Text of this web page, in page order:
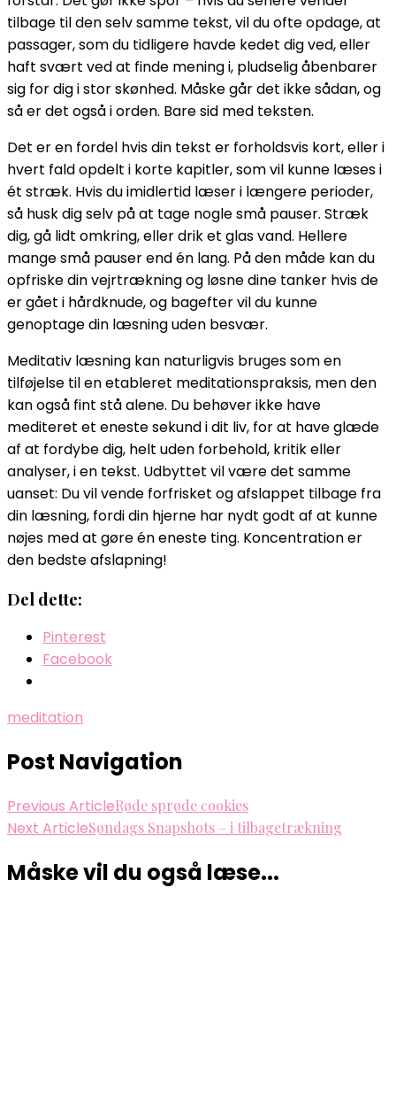
tilbage til den selv samme tekst, vil du ofte opdage, at
passager, som du tidligere havde kedet dig ved, eller
haft svært ved at finde mening i, pludselig åbenbarer
sig for dig i stor skønhed. Måske går det ikke sådan, og
så er det også i orden. Bare sid med teksten.
Det er en fordel hvis din tekst er forholdsvis kort, eller i
hvert fald opdelt i korte kapitler, som vil kunne læses i
ét stræk. Hvis du imidlertid læser i længere perioder,
så husk dig selv på at tage nogle små pauser. Stræk
dig, gå lidt omkring, eller drik et glas vand. Hellere
mange små pauser end én lang. På den måde kan du
opfriske din vejrtrækning og løsne dine tanker hvis de
er gået i hårdknude, og bagefter vil du kunne
genoptage din læsning uden besvær.
Meditativ læsning kan naturligvis bruges som en
tilføjelse til en etableret meditationspraksis, men den
kan også fint stå alene. Du behøver ikke have
mediteret et eneste sekund i dit liv, for at have glæde
af at fordybe dig, helt uden forbehold, kritik eller
analyser, i en tekst. Udbyttet vil være det samme
uanset: Du vil vende forfrisket og afslappet tilbage fra
din læsning, fordi din hjerne har nydt godt af at kunne
nøjes med at gøre én eneste ting. Koncentration er
den bedste afslapning!
Del dette:
Pinterest
Facebook
meditation
Post Navigation
Previous ArticleRøde sprøde cookies
Next ArticleSøndags Snapshots – i tilbagetrækning
Måske vil du også læse...